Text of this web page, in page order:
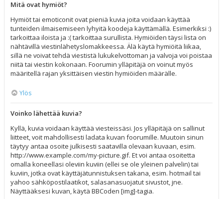
Mitä ovat hymiöt?
Hymiöt tai emoticonit ovat pieniä kuvia joita voidaan käyttää
tunteiden ilmaisemiseen lyhyitä koodeja käyttämällä. Esimerkiksi :)
tarkoittaa iloista ja :( tarkoittaa surullista. Hymiöiden täysi lista on
nähtävillä viestinlähetyslomakkeessa. Älä käytä hymiöitä liikaa,
sillä ne voivat tehdä viestistä lukukelvottoman ja valvoja voi poistaa
niitä tai viestin kokonaan. Foorumin ylläpitäjä on voinut myös
määritellä rajan yksittäisen viestin hymiöiden määrälle.
Ylös
Voinko lähettää kuvia?
Kyllä, kuvia voidaan käyttää viesteissäsi. Jos ylläpitäjä on sallinut
liitteet, voit mahdollisesti ladata kuvan foorumille. Muutoin sinun
täytyy antaa osoite julkisesti saatavilla olevaan kuvaan, esim.
http://www.example.com/my-picture.gif. Et voi antaa osoitetta
omalla koneellasi oleviin kuviin (ellei se ole yleinen palvelin) tai
kuviin, jotka ovat käyttäjätunnistuksen takana, esim. hotmail tai
yahoo sähköpostilaatikot, salasanasuojatut sivustot, jne.
Näyttääksesi kuvan, käytä BBCoden [img]-tagia.